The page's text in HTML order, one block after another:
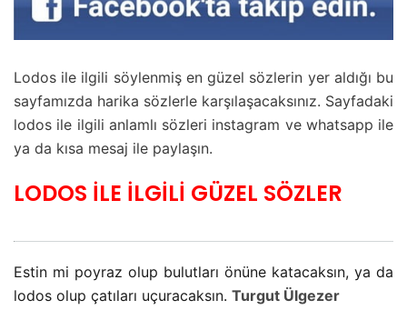
Lodos ile ilgili söylenmiş en güzel sözlerin yer aldığı bu
sayfamızda harika sözlerle karşılaşacaksınız. Sayfadaki
lodos ile ilgili anlamlı sözleri instagram ve whatsapp ile
ya da kısa mesaj ile paylaşın.
LODOS İLE İLGİLİ GÜZEL SÖZLER
Estin mi poyraz olup bulutları önüne katacaksın, ya da
lodos olup çatıları uçuracaksın. Turgut Ülgezer